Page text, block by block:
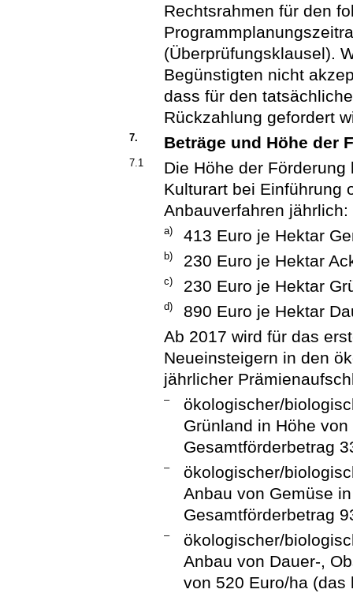
Rechtsrahmen für den
(Überprüfungsklausel).
Begünstigten nicht
dass für den
Rückzahlung gefordert
7. Beträge und Höhe der
7.1
Die Höhe der
Kulturart bei Einführung
Anbauverfahren jährlich:
a) 413 Euro je Hektar
b) 230 Euro je Hektar
c) 230 Euro je Hektar
d)
890 Euro je Hektar
Ab 2017 wird für das
Neueinsteigern in den
jährlicher
–
ökologischer/
Grünland in Höhe
Gesamtförderbetrag
–
ökologischer/
Anbau von Gemüse
Gesamtförderbetrag
–
ökologischer/
Anbau von Dauer-,
von 520 Euro/ha (das